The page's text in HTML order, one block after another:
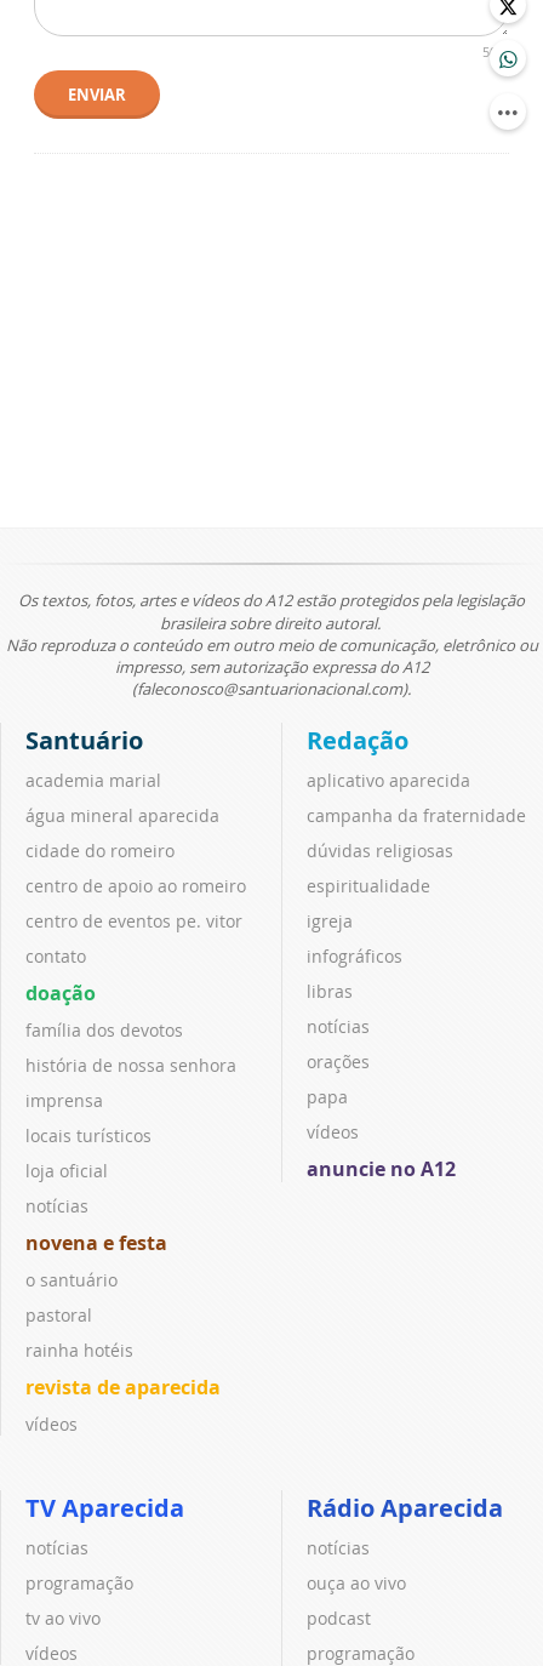
500
ENVIAR
Os textos, fotos, artes e vídeos do A12 estão protegidos pela legislação
brasileira sobre direito autoral.
Não reproduza o conteúdo em outro meio de comunicação, eletrônico ou
impresso, sem autorização expressa do A12
(faleconosco@santuarionacional.com).
Santuário
academia marial
água mineral aparecida
cidade do romeiro
centro de apoio ao romeiro
centro de eventos pe. vitor
contato
doação
família dos devotos
história de nossa senhora
imprensa
locais turísticos
loja oficial
notícias
novena e festa
o santuário
pastoral
rainha hotéis
revista de aparecida
vídeos
Redação
aplicativo aparecida
campanha da fraternidade
dúvidas religiosas
espiritualidade
igreja
infográficos
libras
notícias
orações
papa
vídeos
anuncie no A12
TV Aparecida
notícias
programação
tv ao vivo
vídeos
Rádio Aparecida
notícias
ouça ao vivo
podcast
programação